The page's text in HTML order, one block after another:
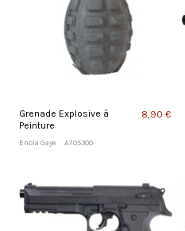
Grenade Explosive à
Peinture
Enola Gaye A705300
8,90 €